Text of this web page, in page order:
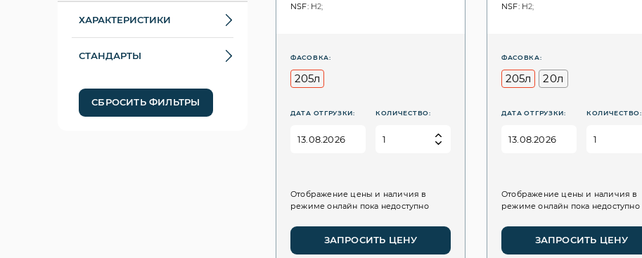
ХАРАКТЕРИСТИКИ
СТАНДАРТЫ
СБРОСИТЬ ФИЛЬТРЫ
NSF: H2;
ФАСОВКА:
205л
ДАТА ОТГРУЗКИ: КОЛИЧЕСТВО:
Отображение цены и наличия в
режиме онлайн пока недоступно
ЗАПРОСИТЬ ЦЕНУ
NSF: H2;
ФАСОВКА:
205л 20л
ДАТА ОТГРУЗКИ: КОЛИЧЕСТВО:
Отображение цены и наличия в
режиме онлайн пока недоступно
ЗАПРОСИТЬ ЦЕНУ